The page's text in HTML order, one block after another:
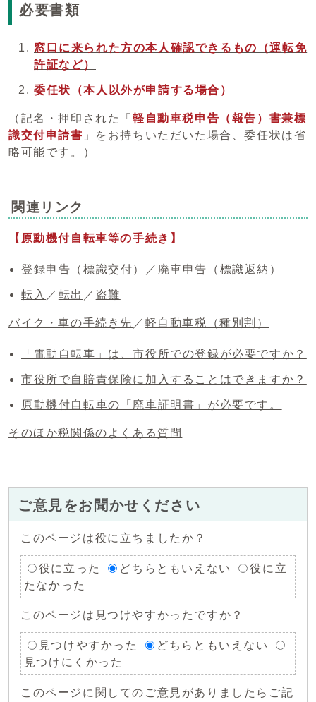
必要書類
窓口に来られた方の本人確認できるもの（運転免
許証など）
委任状（本人以外が申請する場合）
（記名・押印された「 軽自動車税申告（報告）書兼標
識交付申請書 」をお持ちいただいた場合、委任状は省
略可能です。）
関連リンク
【原動機付自転車等の手続き】
登録申告（標識交付） ／ 廃車申告（標識返納）
転入 ／ 転出 ／ 盗難
バイク・車の手続き先 ／ 軽自動車税（種別割）
「電動自転車」は、市役所での登録が必要ですか？
市役所で自賠責保険に加入することはできますか？
原動機付自転車の「廃車証明書」が必要です。
そのほか税関係のよくある質問
ご意見をお聞かせください
このページは役に立ちましたか？
役に立った どちらともいえない
役に立
たなかった
このページは見つけやすかったですか？
見つけやすかった
どちらともいえない
見つけにくかった
このページに関してのご意見がありましたらご記